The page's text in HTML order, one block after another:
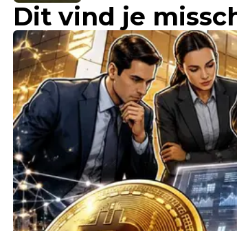
gestegen
Dit vind je